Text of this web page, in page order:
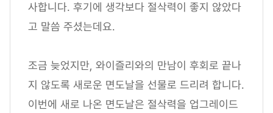
사합니다. 후기에 생각보다 절삭력이 좋지 않았다
고 말씀 주셨는데요.
조금 늦었지만, 와이즐리와의 만남이 후회로 끝나
지 않도록 새로운 면도날을 선물로 드리려 합니다.
이번에 새로 나온 면도날은 절삭력을 업그레이드